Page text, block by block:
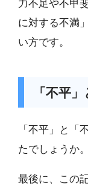
力不足や不甲
に対する不満
い方です。
「不平
「不平」と「
たでしょうか。
最後に、この